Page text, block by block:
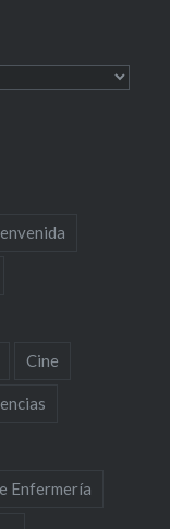
Cine
Enfermería